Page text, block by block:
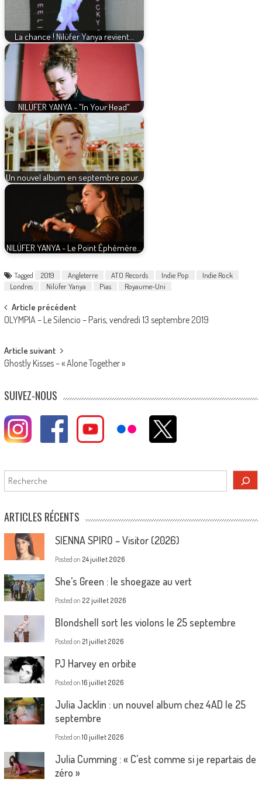
La chance ! Nilüfer Yanya revient…
NILÜFER YANYA - "In Your Head"
Un nouvel album en septembre pour…
NILÜFER YANYA - Le Point Éphémère…
Tagged 2019 Angleterre ATO Records Indie Pop
Indie Rock
Londres
Nilüfer Yanya Pias Royaume-Uni
Post
navigation
Article précédent
OLYMPIA – Le Silencio – Paris, vendredi 13 septembre 2019
Article suivant
Ghostly Kisses – « Alone Together »
SUIVEZ-NOUS
Rechercher
ARTICLES RÉCENTS
SIENNA SPIRO – Visitor (2026)
Posted on 24 juillet 2026
She’s Green : le shoegaze au vert
Posted on 22 juillet 2026
Blondshell sort les violons le 25 septembre
Posted on 21 juillet 2026
PJ Harvey en orbite
Posted on 16 juillet 2026
Julia Jacklin : un nouvel album chez 4AD le 25
septembre
Posted on 10 juillet 2026
Julia Cumming : « C’est comme si je repartais de
zéro »